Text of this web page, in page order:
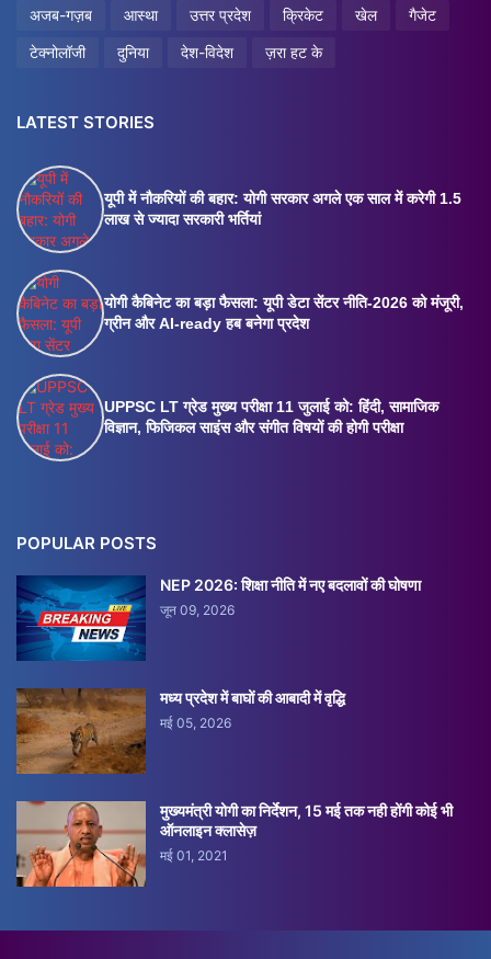
अजब-गज़ब आस्था उत्तर प्रदेश क्रिकेट खेल
गैजेट
टेक्नोलॉजी
दुनिया देश-विदेश ज़रा हट के
LATEST STORIES
यूपी में नौकरियों की बहार: योगी सरकार अगले एक साल में करेगी 1.5
लाख से ज्यादा सरकारी भर्तियां
योगी कैबिनेट का बड़ा फैसला: यूपी डेटा सेंटर नीति-2026 को मंजूरी,
ग्रीन और AI-ready हब बनेगा प्रदेश
UPPSC LT ग्रेड मुख्य परीक्षा 11 जुलाई को: हिंदी, सामाजिक
विज्ञान, फिजिकल साइंस और संगीत विषयों की होगी परीक्षा
POPULAR POSTS
NEP 2026: शिक्षा नीति में नए बदलावों की घोषणा
जून 09, 2026
मध्य प्रदेश में बाघों की आबादी में वृद्धि
मई 05, 2026
मुख्यमंत्री योगी का निर्देशन, 15 मई तक नही होंगी कोई भी
ऑनलाइन क्लासेज़
मई 01, 2021